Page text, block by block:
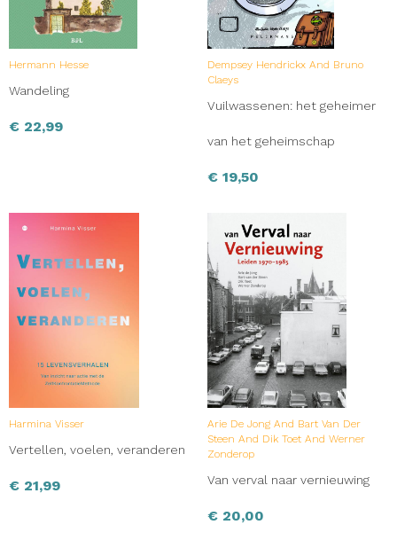
Hermann Hesse
Wandeling
€ 22,99
Dempsey Hendrickx And Bruno
Claeys
Vuilwassenen: het geheimer
van het geheimschap
€ 19,50
Harmina Visser
Vertellen, voelen, veranderen
€ 21,99
Arie De Jong And Bart Van Der
Steen And Dik Toet And Werner
Zonderop
Van verval naar vernieuwing
€ 20,00